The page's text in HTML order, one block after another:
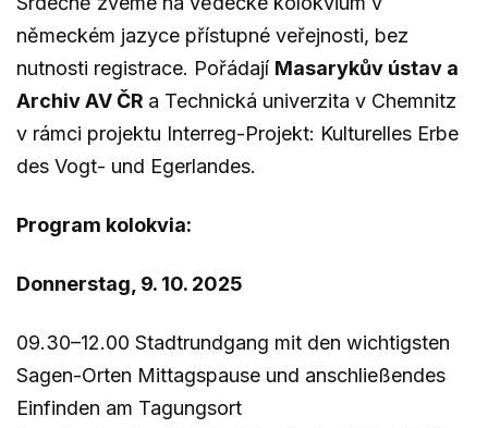
německém jazyce přístupné veřejnosti, bez
nutnosti registrace. Pořádají Masarykův ústav a
Archiv AV ČR a Technická univerzita v Chemnitz
v rámci projektu Interreg-Projekt: Kulturelles Erbe
des Vogt- und Egerlandes.
Program kolokvia:
Donnerstag, 9. 10. 2025
09.30–12.00 Stadtrundgang mit den wichtigsten
Sagen-Orten Mittagspause und anschließendes
Einfinden am Tagungsort